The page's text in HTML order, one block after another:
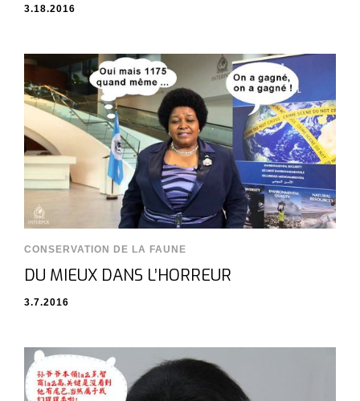
3.18.2016
CONSERVATION DE LA FAUNE
DU MIEUX DANS L’HORREUR
3.7.2016